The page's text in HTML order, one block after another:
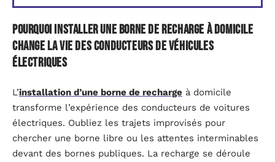
Pourquoi installer une borne de recharge à domicile
change la vie des conducteurs de véhicules
électriques
L’installation d’une borne de recharge à domicile
transforme l’expérience des conducteurs de voitures
électriques. Oubliez les trajets improvisés pour
chercher une borne libre ou les attentes interminables
devant des bornes publiques. La recharge se déroule